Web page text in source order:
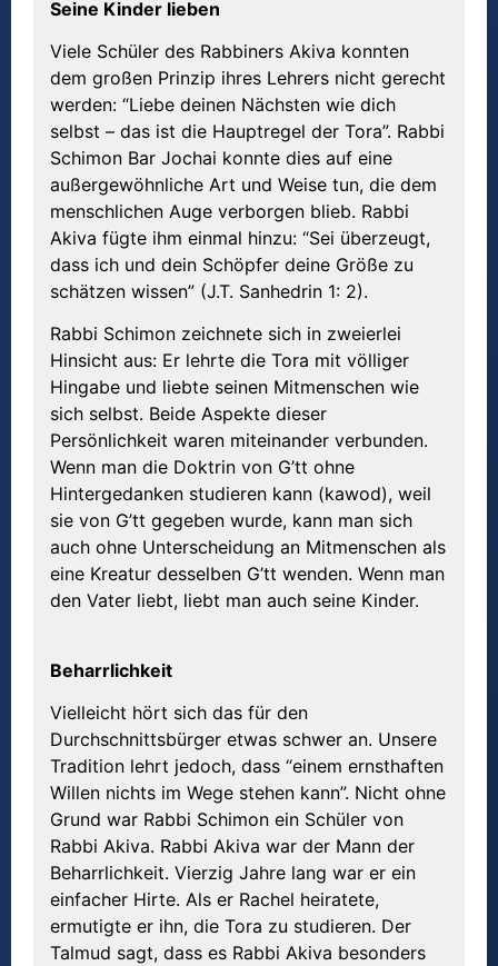
Seine Kinder lieben
Viele Schüler des Rabbiners Akiva konnten
dem großen Prinzip ihres Lehrers nicht gerecht
werden: “Liebe deinen Nächsten wie dich
selbst – das ist die Hauptregel der Tora”. Rabbi
Schimon Bar Jochai konnte dies auf eine
außergewöhnliche Art und Weise tun, die dem
menschlichen Auge verborgen blieb. Rabbi
Akiva fügte ihm einmal hinzu: “Sei überzeugt,
dass ich und dein Schöpfer deine Größe zu
schätzen wissen” (J.T. Sanhedrin 1: 2).
Rabbi Schimon zeichnete sich in zweierlei
Hinsicht aus: Er lehrte die Tora mit völliger
Hingabe und liebte seinen Mitmenschen wie
sich selbst. Beide Aspekte dieser
Persönlichkeit waren miteinander verbunden.
Wenn man die Doktrin von G’tt ohne
Hintergedanken studieren kann (kawod), weil
sie von G’tt gegeben wurde, kann man sich
auch ohne Unterscheidung an Mitmenschen als
eine Kreatur desselben G’tt wenden. Wenn man
den Vater liebt, liebt man auch seine Kinder.
Beharrlichkeit
Vielleicht hört sich das für den
Durchschnittsbürger etwas schwer an. Unsere
Tradition lehrt jedoch, dass “einem ernsthaften
Willen nichts im Wege stehen kann”. Nicht ohne
Grund war Rabbi Schimon ein Schüler von
Rabbi Akiva. Rabbi Akiva war der Mann der
Beharrlichkeit. Vierzig Jahre lang war er ein
einfacher Hirte. Als er Rachel heiratete,
ermutigte er ihn, die Tora zu studieren. Der
Talmud sagt, dass es Rabbi Akiva besonders